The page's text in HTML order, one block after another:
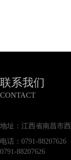
联系我们
CONTACT
地址：江西省南昌市
电话：0791-88207626
0791-88207626